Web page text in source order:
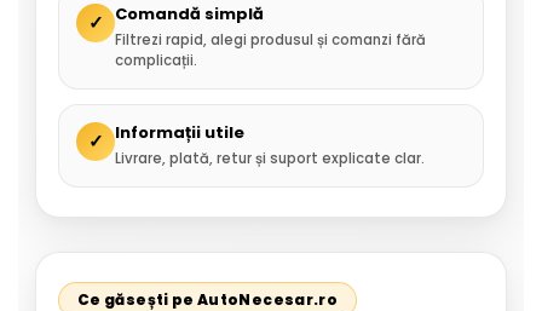
✓ Comandă simplă
Filtrezi rapid, alegi produsul și comanzi fără
complicații.
✓ Informații utile
Livrare, plată, retur și suport explicate clar.
Ce găsești pe AutoNecesar.ro